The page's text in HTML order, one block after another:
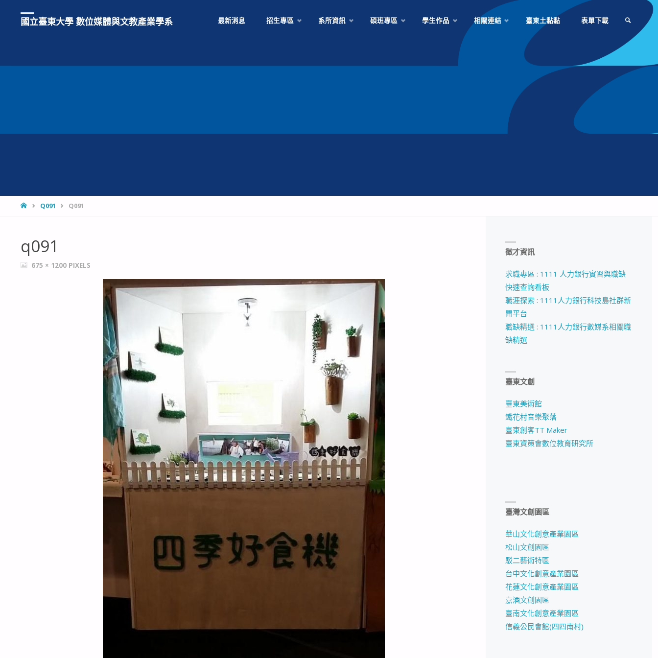
國立臺東大學 數位媒體與文教產業學系 最新消息 招生專區 系所資訊 碩班專區 學生作品 相關連結 臺東土黏黏 表單下載
HOMEQ091 Q091
q091
FULL675 × 1200 PIXELS
徵才資訊
求職專區 : 1111 人力銀行實習與職缺
快速查詢看板
職涯探索 : 1111人力銀行科技島社群新
聞平台
職缺精選 : 1111人力銀行數媒系相關職
缺精選
臺東文創
臺東美術館
鐵花村音樂聚落
臺東創客TT Maker
臺東資策會數位教育研究所
臺灣文創園區
華山文化創意產業園區
松山文創園區
駁二藝術特區
台中文化創意產業園區
花蓮文化創意產業園區
嘉酒文創園區
臺南文化創意產業園區
信義公民會館(四四南村)